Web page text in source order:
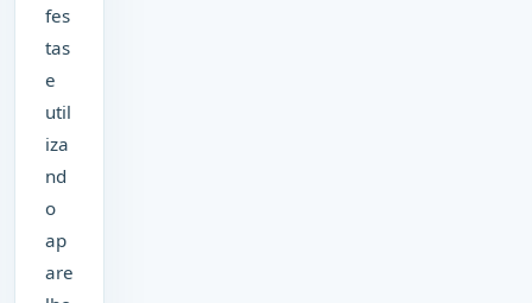
fes
tas
e
util
iza
nd
o
ap
are